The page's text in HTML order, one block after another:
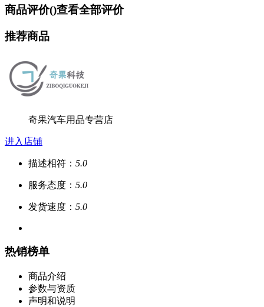
商品评价()查看全部评价
推荐商品
奇果汽车用品专营店
进入店铺
描述相符： 5.0
服务态度： 5.0
发货速度： 5.0
热销榜单
商品介绍
参数与资质
声明和说明